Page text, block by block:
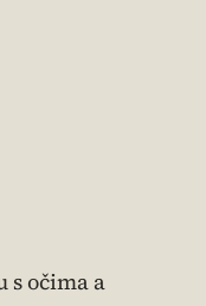
s očima a